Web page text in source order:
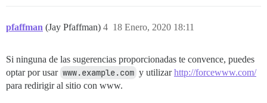
pfaffman (Jay Pfaffman) 18 Enero, 2020 18:11
4
Si ninguna de las sugerencias proporcionadas te convence, puedes
optar por usar www.example.com y utilizarhttp://forcewww.com/
para redirigir al sitio con www.